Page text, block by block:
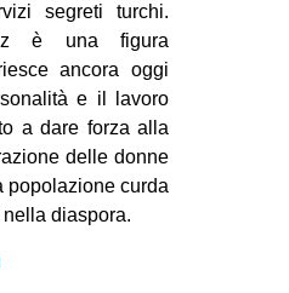
Fb
tw
segreti turchi.
è una figura
ancora oggi
e il lavoro
a dare forza alla
delle donne
popolazione curda
diaspora.